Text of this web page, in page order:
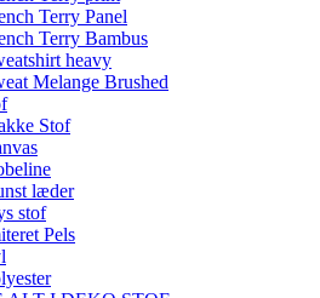
Terry Panel
Terry Bambus
heavy
Melange Brushed
Stof
læder
stof
Pels